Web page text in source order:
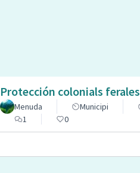
Protección colonials ferales
Menuda
Municipi
1
0